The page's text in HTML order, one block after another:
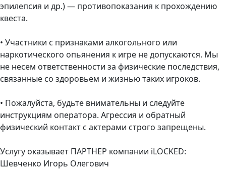
эпилепсия и др.) — противопоказания к прохождению
квеста.
• Участники с признаками алкогольного или
наркотического опьянения к игре не допускаются. Мы
не несем ответственности за физические последствия,
связанные со здоровьем и жизнью таких игроков.
• Пожалуйста, будьте внимательны и следуйте
инструкциям оператора. Агрессия и обратный
физический контакт с актерами строго запрещены.
Услугу оказывает ПАРТНЕР компании iLOCKED:
Шевченко Игорь Олегович